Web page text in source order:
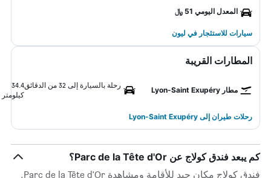
المعدل اليومي 51 ﷼
سيارات للاستئجار في ليون
المطارات القريبة
مطار Lyon-Saint Exupéry
رحلة بالسيارة إلى 32 من الدقائق
34.4
كيلومتر
رحلات طيران إلى Lyon-Saint Exupéry
كم يبعد فندق كولاج عن Parc de la Tête d'Or؟
فندق كولاج مكان جيد للأقامة ومشاهدة Parc de la Tête d'Or.